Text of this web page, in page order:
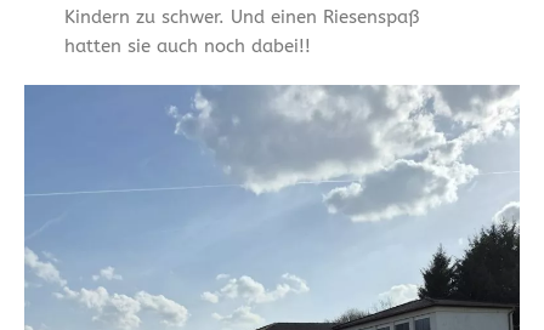
Kindern zu schwer. Und einen Riesenspaß
hatten sie auch noch dabei!!